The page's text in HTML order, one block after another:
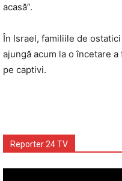
acasă”.
În Israel, familiile de
ajungă acum la o încetare
pe captivi.
Reporter 24 TV